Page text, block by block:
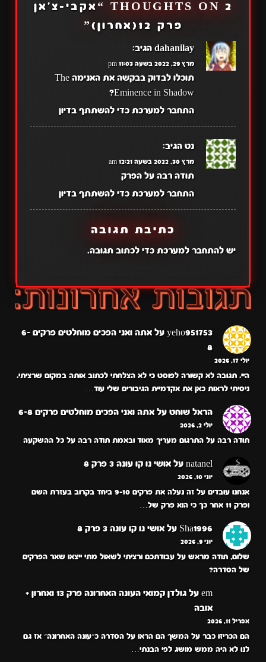
2 THOUGHTS ON “
אקבי-צ'אן
פרק 12(אחרון)
”
dahanilay הגיב:
מרץ 29, 2022 בשעה 11:03 pm
תוכלו לבדוק בבקשה את האנימה The
Eminence in Shadow?
התחבר למערכת כדי להשתתף בדיון
נט הגיב:
מרץ 30, 2022 בשעה 12:21 am
תודה רבה על הפרק
התחבר למערכת כדי להשתתף בדיון
כתיבת תגובה
יש להתחבר למערכתכדי לכתוב תגובה.
yeho951753 על
אתה ואני הפכים מוחלטים פרקים 6-
8
יולי 17, 2026
היי. תגובה לא קשורה לפוסט כי לא הצלחתי לכתוב אותה במקום שרציתי.
ניסיתי לראות כאן את אקדמיית הגיבורים שלי עוד…
הראל שוחט על אתה ואני הפכים מוחלטים פרקים 6-8
יולי 2, 2026
תודה רבה על התרגום מעריך מאוד ובאמת תודה רבה על כל ההשקעה
natanel על אושי נו קו עונה 3 פרק 8
יוני 10, 2026
אנחנו עובדים על זה נעלה את פרקים 9-10 ביחד בקרוב בעזרת השם
ופרק 11 אחר כך כי הוא פרק של…
Sha1996 על אושי נו קו עונה 3 פרק 8
יוני 9, 2026
שלום, תודה מראש על עבודתכם ורציתי לשאול מתי ייצאו שאר הפרקים
של הסדרה?
em על
גולדן קמואי העונה האחרונה פרק 13 ואחרון +
אובה
אפריל 11, 2026
הם הכריזו כבר על המשך הם הראו על הסדרה כ״עונה האחרונה״ אז גם
לנו לא היה ממש מושג לפי הבנתי…